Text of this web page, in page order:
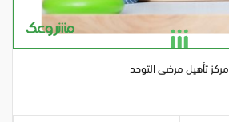
مركز تأهيل مرضى التوحد